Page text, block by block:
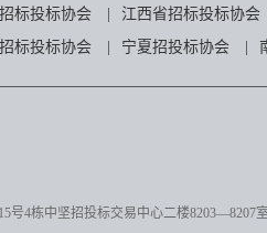
标投标协会
江西省招标投标协会
标投标协会 宁夏招投标协会
号4栋中坚招投标交易中心二楼8203—8207